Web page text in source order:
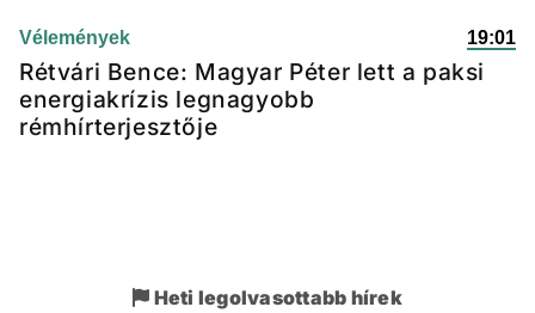
Vélemények 19:01
Rétvári Bence: Magyar Péter lett a paksi
energiakrízis legnagyobb
rémhírterjesztője
Heti legolvasottabb hírek